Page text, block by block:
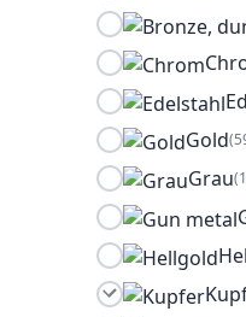
Gold
Grau